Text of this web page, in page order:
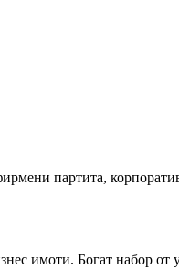
партита,
имоти. Богат набор